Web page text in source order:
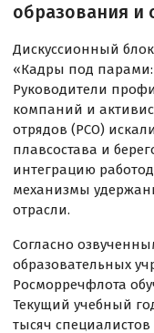
образования и
Дискуссионный
«Кадры под парами:
Руководители
компаний и
отрядов (РСО)
плавсостава и
интеграцию
механизмы
отрасли.
Согласно
образовательных
Росморречфлота
Текущий учебный
тысяч